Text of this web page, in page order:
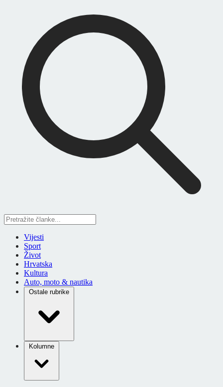
Vijesti
Sport
Život
Hrvatska
Kultura
Auto, moto & nautika
Ostale rubrike
Kolumne